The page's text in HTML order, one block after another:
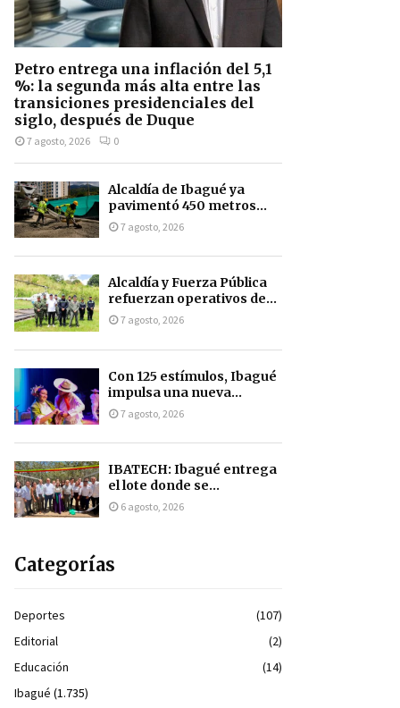
Petro entrega una inflación del 5,1
%: la segunda más alta entre las
transiciones presidenciales del
siglo, después de Duque
7 agosto, 2026 0
Alcaldía de Ibagué ya
pavimentó 450 metros...
7 agosto, 2026
Alcaldía y Fuerza Pública
refuerzan operativos de...
7 agosto, 2026
Con 125 estímulos, Ibagué
impulsa una nueva...
7 agosto, 2026
IBATECH: Ibagué entrega
el lote donde se...
6 agosto, 2026
Categorías
Deportes
(107)
Editorial
(2)
Educación
(14)
Ibagué (1.735)